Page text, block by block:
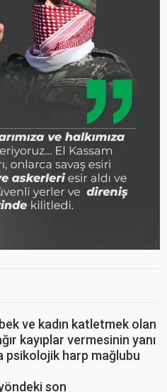
ve kadın katletmek olan
kayıplar vermesinin yanı
psikolojik harp mağlubu
son